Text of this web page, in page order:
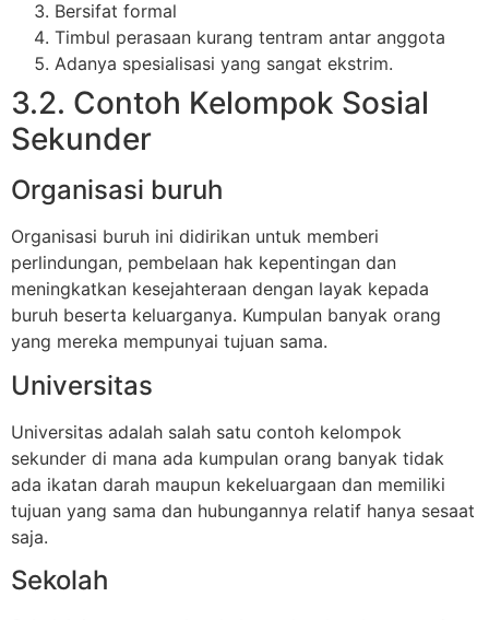
Bersifat formal
Timbul perasaan kurang tentram antar anggota
Adanya spesialisasi yang sangat ekstrim.
3.2. Contoh Kelompok Sosial
Sekunder
Organisasi buruh
Organisasi buruh ini didirikan untuk memberi
perlindungan, pembelaan hak kepentingan dan
meningkatkan kesejahteraan dengan layak kepada
buruh beserta keluarganya. Kumpulan banyak orang
yang mereka mempunyai tujuan sama.
Universitas
Universitas adalah salah satu contoh kelompok
sekunder di mana ada kumpulan orang banyak tidak
ada ikatan darah maupun kekeluargaan dan memiliki
tujuan yang sama dan hubungannya relatif hanya sesaat
saja.
Sekolah